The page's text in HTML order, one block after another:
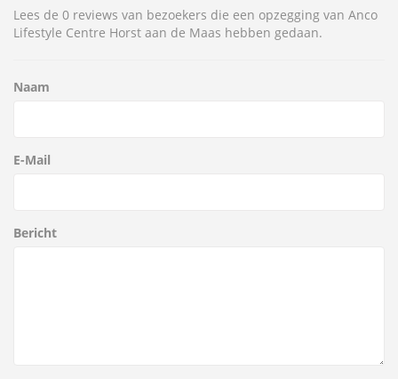
Lees de 0 reviews van bezoekers die een opzegging van Anco
Lifestyle Centre Horst aan de Maas hebben gedaan.
Naam
E-Mail
Bericht